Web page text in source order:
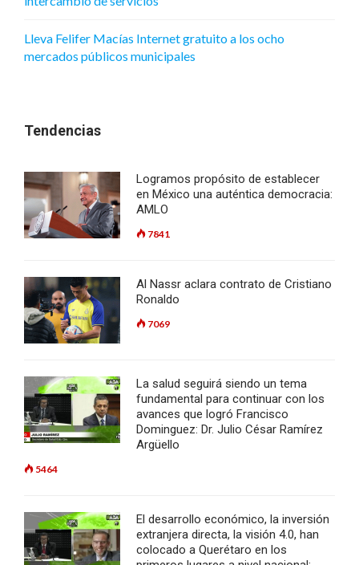
Lleva Felifer Macías Internet gratuito a los ocho
mercados públicos municipales
Tendencias
Logramos propósito de establecer
en México una auténtica democracia:
AMLO
7841
Al Nassr aclara contrato de Cristiano
Ronaldo
7069
La salud seguirá siendo un tema
fundamental para continuar con los
avances que logró Francisco
Dominguez: Dr. Julio César Ramírez
Argüello
5464
El desarrollo económico, la inversión
extranjera directa, la visión 4.0, han
colocado a Querétaro en los